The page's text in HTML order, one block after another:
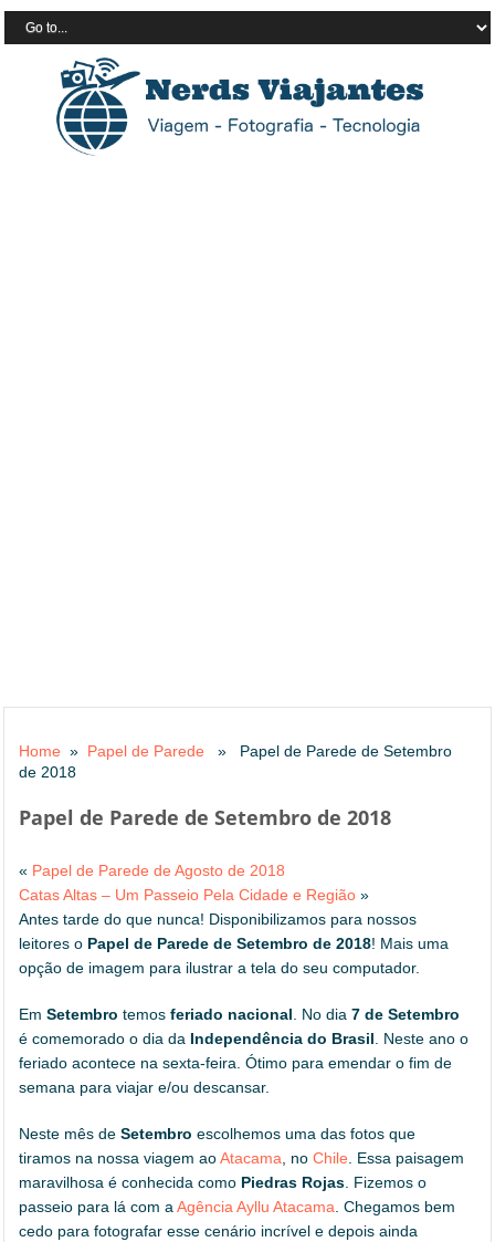
Home » Papel de Parede » Papel de Parede de Setembro
de 2018
Papel de Parede de Setembro de 2018
« Papel de Parede de Agosto de 2018
Catas Altas – Um Passeio Pela Cidade e Região »
Antes tarde do que nunca! Disponibilizamos para nossos
leitores o Papel de Parede de Setembro de 2018! Mais uma
opção de imagem para ilustrar a tela do seu computador.
EmSetembro temosferiado nacional. No dia7 de Setembro
é comemorado o dia da Independência do Brasil. Neste ano o
feriado acontece na sexta-feira. Ótimo para emendar o fim de
semana para viajar e/ou descansar.
Neste mês deSetembro escolhemos uma das fotos que
tiramos na nossa viagem aoAtacama, noChile. Essa paisagem
maravilhosa é conhecida como Piedras Rojas. Fizemos o
passeio para lá com aAgência Ayllu Atacama. Chegamos bem
cedo para fotografar esse cenário incrível e depois ainda